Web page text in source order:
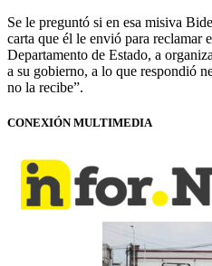
Se le preguntó si en esa misiva
carta que él le envió para reclamar
Departamento de Estado, a
a su gobierno, a lo que respondió
no la recibe”.
CONEXIÓN MULTIMEDIA